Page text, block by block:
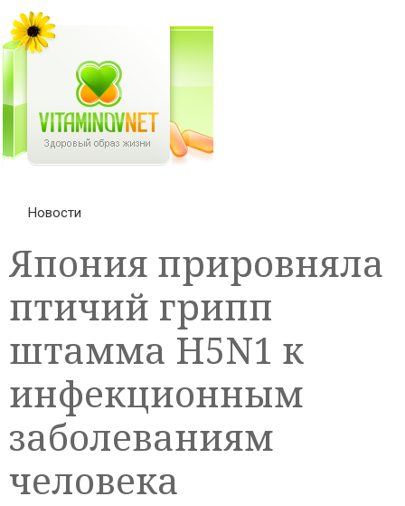
Новости
Япония прировняла
птичий грипп
штамма H5N1 к
инфекционным
заболеваниям
человека